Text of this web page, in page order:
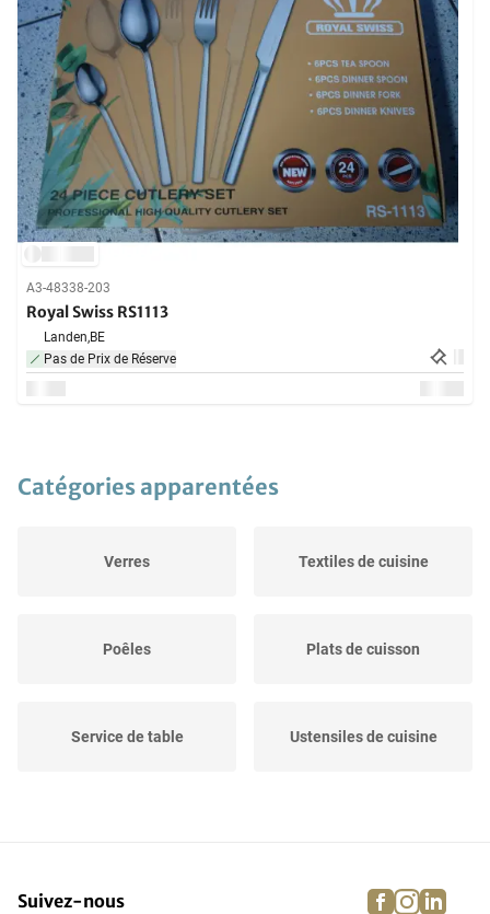
A3-48338-203
Royal Swiss RS1113
Landen,BE
Pas de Prix de Réserve
Catégories apparentées
Verres Textiles de cuisine
Poêles Plats de cuisson
Service de table Ustensiles de cuisine
Suivez-nous facebook